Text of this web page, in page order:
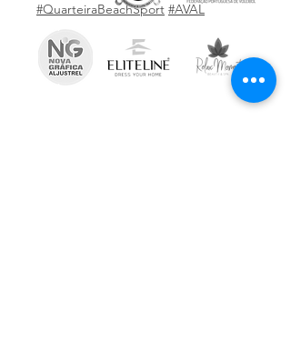
#QuarteiraBeachSport #AVAL